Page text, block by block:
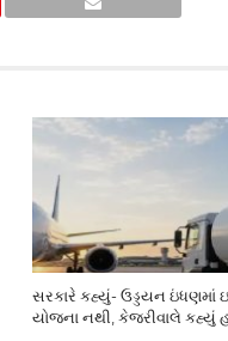
સરકારે કહ્યું- ઉડ્ડયન ઇંધણમાં
યોજના નથી, કેજરીવાલે કહ્યું